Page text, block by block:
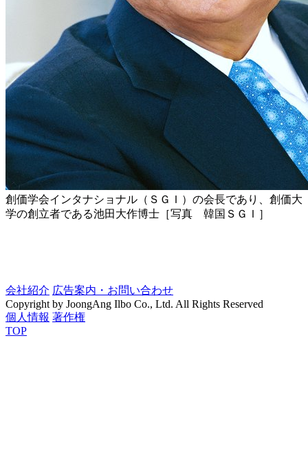
創価学会インタナショナル（ＳＧＩ）の会長であり、創価大
学の創立者である池田大作博士［写真 韓国ＳＧＩ］
会社紹介 広告案内・お問い合わせ
Copyright by JoongAng Ilbo Co., Ltd. All Rights Reserved
個人情報 著作権
TOP